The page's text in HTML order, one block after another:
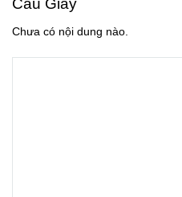
Chưa có nội dung nào.